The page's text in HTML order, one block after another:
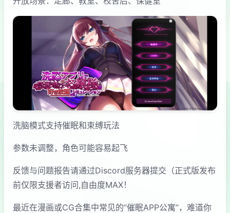
洗脑模式支持催眠和束缚玩法
参数未调整，角色可能容易起飞
反馈与问题报告请通过Discord服务器提交（正式版发布
前仅限支援者访问,自由度MAX！
最近在漫画或CG合集中常见的“催眠APP公寓”，难道你